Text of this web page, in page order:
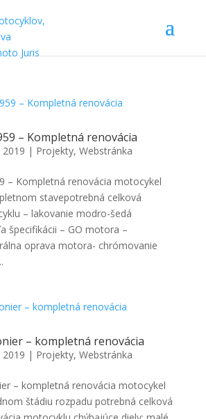
– Kompletná renovácia
| Projekty, Webstránka
– Kompletná renovácia motocykel
stavepotrebná celková
– lakovanie modro-šedá
špecifikácii – GO motora –
oprava motora- chrómovanie
– kompletná renovácia
| Projekty, Webstránka
– kompletná renovácia motocykel
štádiu rozpadu potrebná celková